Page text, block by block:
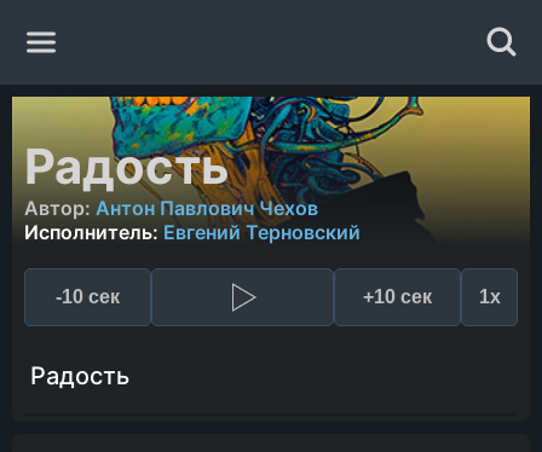
Главная
Жанры
Авторы
Исполнители
Радость
Автор: Антон Павлович Чехов
Исполнитель: Евгений Терновский
-10 сек +10 сек 1x
Радость